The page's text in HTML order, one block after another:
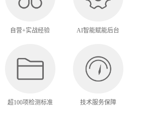
自营+实战经验 AI智能赋能后台
超100项检测标准 技术服务保障